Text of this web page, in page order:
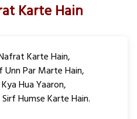
Karte Hain
Karte Hain,
Unn Par Marte Hain,
Hua Yaaron,
Humse Karte Hain.